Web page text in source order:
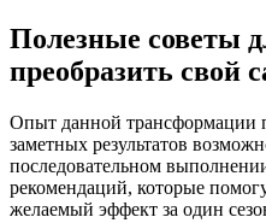
Полезные советы
преобразить свой
Опыт данной трансформации
заметных результатов
последовательном
рекомендаций, которые
желаемый эффект за один